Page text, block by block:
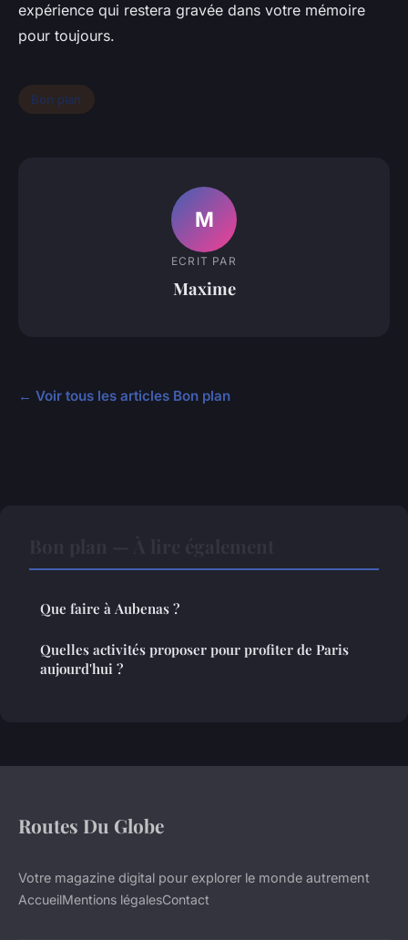
expérience qui restera gravée dans votre mémoire
pour toujours.
Bon plan
M
ECRIT PAR
Maxime
← Voir tous les articles Bon plan
Que faire à Aubenas ?
Quelles activités proposer pour profiter de Paris
aujourd'hui ?
Routes Du Globe
Votre magazine digital pour explorer le monde autrement
AccueilMentions légalesContact